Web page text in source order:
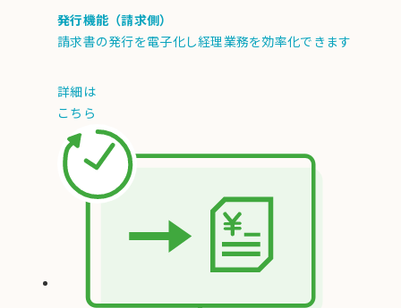
発行機能（請求側）
請求書の発行を電子化し経理業務を効率化できます
詳細は
こちら